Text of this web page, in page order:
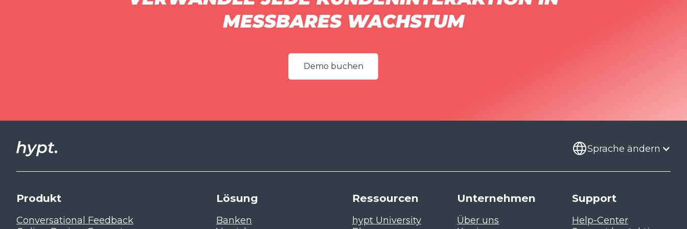
MESSBARES WACHSTUM
Demo buchen
Sprache ändern
Produkt
Conversational Feedback
Lösung
Banken
Ressourcen
hypt University
Unternehmen
Über uns
Support
Help-Center